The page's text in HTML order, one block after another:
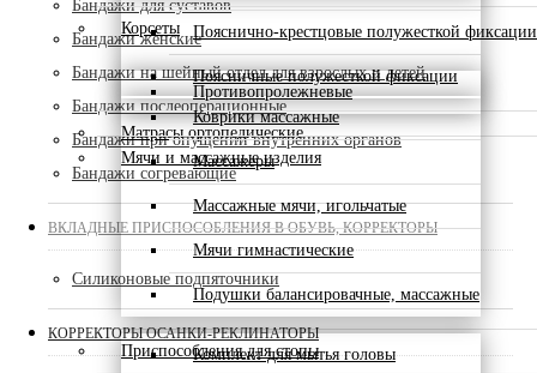
Корсеты Пояснично-крестцовые полужесткой фиксации
Поясничные полужесткой фиксации
Матрасы ортопедические
Противопролежневые
Мячи и массажные изделия
Коврики массажные
Массажеры
Массажные мячи, игольчатые
Мячи гимнастические
Подушки балансировачные, массажные
Приспособления для стопы
Комплект для мытья головы
Бандажи для суставов
Бандажи женские
Бандажи на шейный отдел для взрослых и детей
Бандажи послеоперационные
Бандажи при опущении внутренних органов
Бандажи согревающие
ВКЛАДНЫЕ ПРИСПОСОБЛЕНИЯ В ОБУВЬ, КОРРЕКТОРЫ
Силиконовые подпяточники
КОРРЕКТОРЫ ОСАНКИ-РЕКЛИНАТОРЫ